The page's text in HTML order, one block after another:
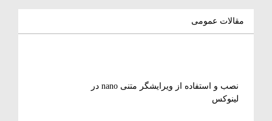
مقالات عمومی
نصب و استفاده از ویرایشگر متنی nano در
لینوکس